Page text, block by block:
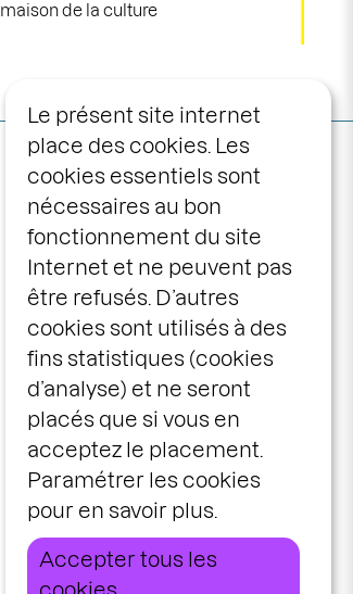
Le présent site internet
place des cookies. Les
cookies essentiels sont
nécessaires au bon
fonctionnement du site
Internet et ne peuvent pas
être refusés. D’autres
cookies sont utilisés à des
fins statistiques (cookies
d’analyse) et ne seront
placés que si vous en
acceptez le placement.
Paramétrer les cookies
pour en savoir plus.
Accepter tous les
maison de la culture
Navigation
principale
programme
calendrier
avec vous
la maison
le centre scénique
infos pratiques
billetterie
espace pros &
publics
idées cadeaux
stages & ateliers